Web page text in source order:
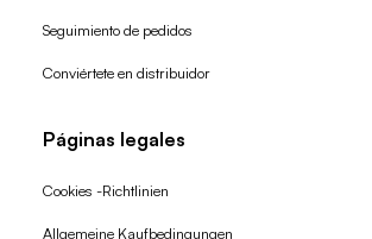
Seguimiento de pedidos
Conviértete en distribuidor
Páginas legales
Cookies -Richtlinien
Allgemeine Kaufbedingungen